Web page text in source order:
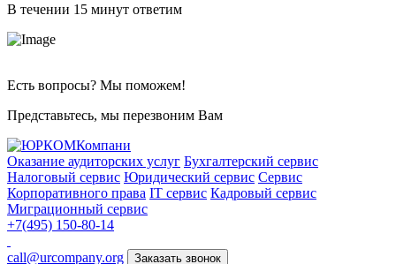
В течении 15 минут ответим
Есть вопросы? Мы поможем!
Представьтесь, мы перезвоним Вам
Оказание аудиторских услуг Бухгалтерский сервис
Налоговый сервис Юридический сервис Сервис
Корпоративного права IT сервис Кадровый сервис
Миграционный сервис
+7(495) 150-80-14
call@urcompany.org Заказать звонок